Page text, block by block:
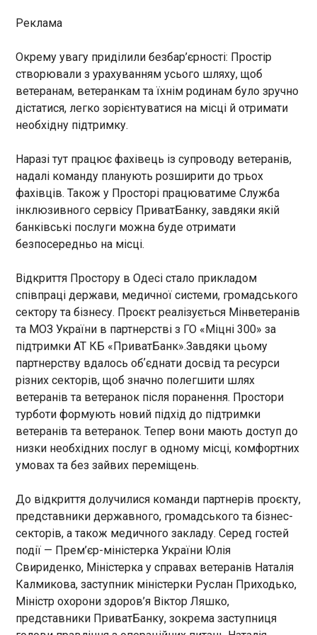
Загроза повторного обстрілу: яку ставку
14:18:35
Після сьогоднішнього масованого обстрілу
Києва і передмістя рівень небезпеки повторного
удару залишається на високому рівні. Як заявив
начальник управління комунікацій Повітряних
сил ЗСУ Юрій Ігнат, Росія має ресурс здійснити
нову повітряну атаку "хоч завтра", тому
рекомендує українцям бути максимально
обережними.
ЧИТАТЬ
Правнук Брежнєва розповів, як потрапив у
полон ЗСУ
13:57:35
У полоні Сил оборони України перебуває
генерального секретаря Леоніда Брежнєва
Антон Мілаєв. Про це повідомив Координаційний
штаб з питань поводження з
військовополоненими у понеділок, 6 липня. "45-
річний Антон Мілаєв є названим онуком доньки
радянського генсека Галини Брежнєвої. Чоловік
пішов на війну минулої осені для того, щоб
заробити грошей. У квітні цього року потрапив у
полон під час виконання бойового завдання на
Херсонському напрямку", - йдеться в
повідомленні. За інформацією Коордштабу, під
час перебування на тимчасово окупованих
територіях Мілаєв переконався, що "жодних
"нацистів" в Україні немає", після чого
"Символічно, що нащадок керівника СРСР
опинився в полоні під час війни, яка по суті є
намаганням Путіна відновити Радянський союз",
- йдеться в повідомленні.
ЧИТАТЬ
Трамп подзвонив президенту ФІФА й
попросив не дискваліфікувати нападника
збірної США (це спрацювало)
13:56:00
Дональд Трамп особисто
зателефонував президенту
скасувати дискваліфікацію
американського нападника
збірної США Фоларіна
Балогуна, пише Reuters.
Балогун отримав пряму
червону картку під час матчу
проти Боснії і Герцеговини за
те, що наступив на щиколотку
Таріка Мухаремовича, а
тренер збірної США Маурісіо
ЧИТАТЬ
Курс гривні йде вгору на початку тижня
13:53:33
Курс гривні зміцнився відносно долара і євро на
початку нового робочого тижня. Про це
свідчать дані моніторингу готівкового ринку у
Реклама
Окрему увагу приділили безбар’єрності: Простір
створювали з урахуванням усього шляху, щоб
ветеранам, ветеранкам та їхнім родинам було зручно
дістатися, легко зорієнтуватися на місці й отримати
необхідну підтримку.
Наразі тут працює фахівець із супроводу ветеранів,
надалі команду планують розширити до трьох
фахівців. Також у Просторі працюватиме Служба
інклюзивного сервісу ПриватБанку, завдяки якій
банківські послуги можна буде отримати
безпосередньо на місці.
Відкриття Простору в Одесі стало прикладом
співпраці держави, медичної системи, громадського
сектору та бізнесу. Проєкт реалізується Мінветеранів
та МОЗ України в партнерстві з ГО «Міцні 300» за
підтримки АТ КБ «ПриватБанк».Завдяки цьому
партнерству вдалось обʼєднати досвід та ресурси
різних секторів, щоб значно полегшити шлях
ветеранів та ветеранок після поранення. Простори
турботи формують новий підхід до підтримки
ветеранів та ветеранок. Тепер вони мають доступ до
низки необхідних послуг в одному місці, комфортних
умовах та без зайвих переміщень.
До відкриття долучилися команди партнерів проєкту,
представники державного, громадського та бізнес-
секторів, а також медичного закладу. Серед гостей
події — Прем’єр-міністерка України Юлія
Свириденко, Міністерка у справах ветеранів Наталія
Калмикова, заступник міністерки Руслан Приходько,
Міністр охорони здоров’я Віктор Ляшко,
представники ПриватБанку, зокрема заступниця